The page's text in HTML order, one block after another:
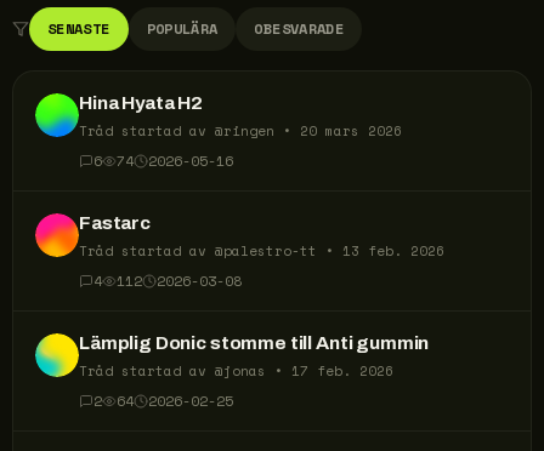
SENASTE POPULÄRA OBESVARADE
Hina Hyata H2
Tråd startad av @ringen • 20 mars 2026
6 74 2026-05-16
Fastarc
Tråd startad av @palestro-tt • 13 feb. 2026
4 112 2026-03-08
Lämplig Donic stomme till Anti gummin
Tråd startad av @jonas • 17 feb. 2026
2 64 2026-02-25